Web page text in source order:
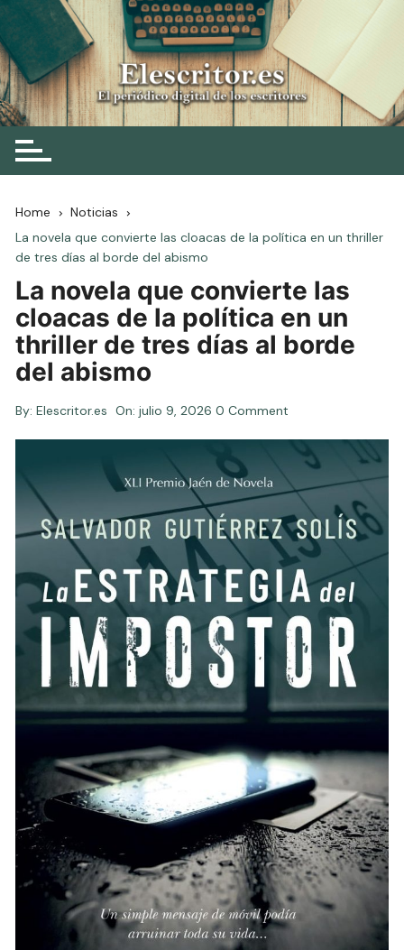
Skip
to
content
Elescritor.es
El periódico digital de los escritores
Home
Noticias
La novela que convierte las cloacas de la política en un thriller
de tres días al borde del abismo
La novela que convierte las
cloacas de la política en un
thriller de tres días al borde
del abismo
By: Elescritor.es On:julio 9, 2026 0 Comment